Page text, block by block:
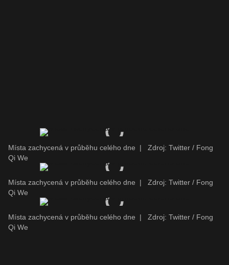
Místa zachycená v průběhu celého dne |
Zdroj: Twitter / Fong
Qi We
Místa zachycená v průběhu celého dne |
Zdroj: Twitter / Fong
Qi We
Místa zachycená v průběhu celého dne |
Zdroj: Twitter / Fong
Qi We